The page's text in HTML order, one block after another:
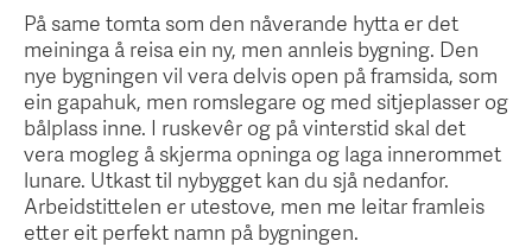
På same tomta som den nåverande hytta er det
meininga å reisa ein ny, men annleis bygning. Den
nye bygningen vil vera delvis open på framsida, som
ein gapahuk, men romslegare og med sitjeplasser og
bålplass inne. I ruskevêr og på vinterstid skal det
vera mogleg å skjerma opninga og laga innerommet
lunare. Utkast til nybygget kan du sjå nedanfor.
Arbeidstittelen er utestove, men me leitar framleis
etter eit perfekt namn på bygningen.